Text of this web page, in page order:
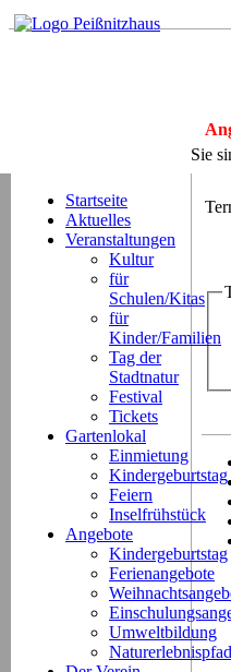
Sie
Startseite
Aktuelles
Veranstaltungen
Kultur
für
Schulen/Kitas
für
Kinder/Familien
Tag der
Stadtnatur
Festival
Tickets
Gartenlokal
Einmietung
Kindergeburtstag
Feiern
Inselfrühstück
Angebote
Kindergeburtstag
Ferienangebote
Umweltbildung
Naturerlebnispfad